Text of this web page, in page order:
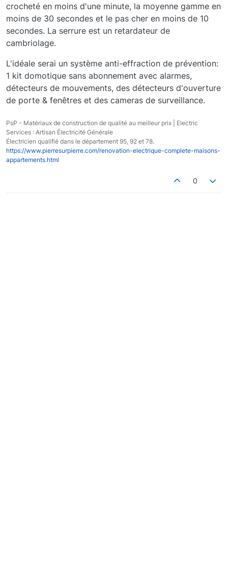
crocheté en moins d'une minute, la moyenne gamme en
moins de 30 secondes et le pas cher en moins de 10
secondes. La serrure est un retardateur de
cambriolage.
L'idéale serai un système anti-effraction de prévention:
1 kit domotique sans abonnement avec alarmes,
détecteurs de mouvements, des détecteurs d'ouverture
de porte & fenêtres et des cameras de surveillance.
PsP - Matériaux de construction de qualité au meilleur prix | Electric
Services : Artisan Électricité Générale
Électricien qualifié dans le département 95, 92 et 78.
https://www.pierresurpierre.com/renovation-electrique-complete-maisons-
appartements.html
0